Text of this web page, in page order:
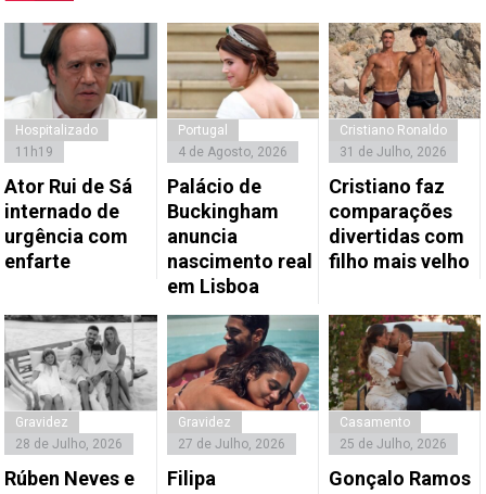
Hospitalizado
11h19
Ator Rui de Sá
internado de
urgência com
enfarte
Portugal
4 de Agosto, 2026
Palácio de
Buckingham
anuncia
nascimento real
em Lisboa
Cristiano Ronaldo
31 de Julho, 2026
Cristiano faz
comparações
divertidas com
filho mais velho
Gravidez
28 de Julho, 2026
Rúben Neves e
Gravidez
27 de Julho, 2026
Filipa
Casamento
25 de Julho, 2026
Gonçalo Ramos